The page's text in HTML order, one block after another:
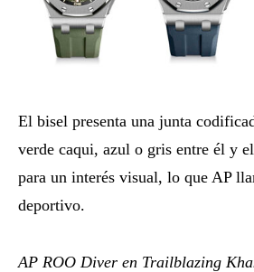
El bisel presenta una junta
verde caqui, azul o gris entre él y
para un interés visual, lo que AP
deportivo.
AP ROO Diver en Trailblazing